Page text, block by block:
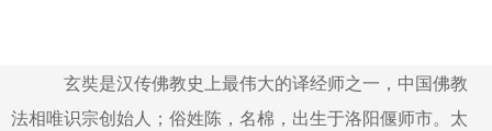
玄奘是汉传佛教史上最伟大的译经师之一，中国佛教
法相唯识宗创始人；俗姓陈，名棉，出生于洛阳偃师市。太